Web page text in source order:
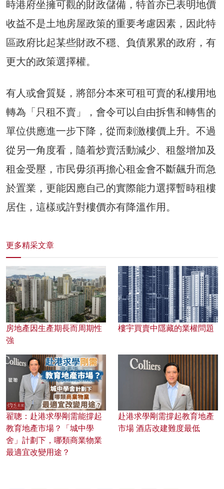
時港府坐擁可觀的財政儲備，特首亦已表明地價
收益不是土地房屋政策的重要考慮因素，因此特
區政府比起某些財政不穩、負債累累的政府，有
更大的政策選擇權。
有人或會質疑，將部分本來可租可賣的私樓用地
轉為「只租不賣」，會令可以自由拆售和轉售的
單位供應進一步下降，從而刺激樓價上升。不過
從另一角度看，隨着炒賣活動減少、租盤增加及
租金受壓，市民毋須再擔心租金會不斷飆升而急
於置業，更能因應自己的實際能力選擇暫時租樓
居住，這樣或許對樓價亦有降溫作用。
更多精采文章
房地產因生產期長而周期性
強
樓宇買賣中隱藏的業權問題
翟聰：赴港求學剛需能撐起
教育地產市場？「城中學
舍」計劃下，哪類商業物業
最適宜改變用途？
赴港求學剛需撐起教育地產
市場 酒店改建難度最低